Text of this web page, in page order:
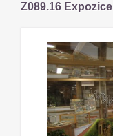
Z089.16 Expozice